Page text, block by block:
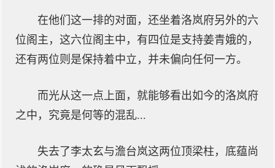
在他们这一排的对面，还坐着洛岚府另外的六
位阁主，这六位阁主中，有四位是支持姜青娥的，
还有两位则是保持着中立，并未偏向任何一方。
而光从这一点上面，就能够看出如今的洛岚府
之中，究竟是何等的混乱...
失去了李太玄与澹台岚这两位顶梁柱，底蕴尚